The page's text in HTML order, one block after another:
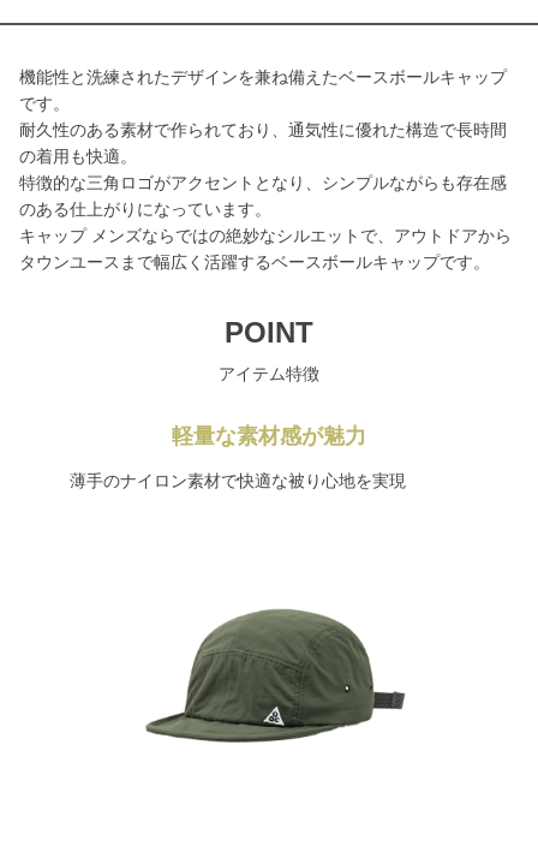
機能性と洗練されたデザインを兼ね備えたベースボールキャップ
です。
耐久性のある素材で作られており、通気性に優れた構造で長時間
の着用も快適。
特徴的な三角ロゴがアクセントとなり、シンプルながらも存在感
のある仕上がりになっています。
キャップ メンズならではの絶妙なシルエットで、アウトドアから
タウンユースまで幅広く活躍するベースボールキャップです。
POINT
アイテム特徴
軽量な素材感が魅力
薄手のナイロン素材で快適な被り心地を実現